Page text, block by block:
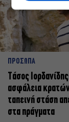
ΠΡΟΣΩΠΑ
Tάσος
ασφάλεια
ταπεινή στάση
στα πράγματα